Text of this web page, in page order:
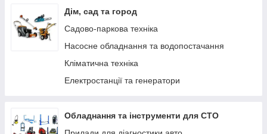
Дім, сад та город
Садово-паркова техніка
Насосне обладнання та водопостачання
Кліматична техніка
Електростанції та генератори
Обладнання та інструменти для СТО